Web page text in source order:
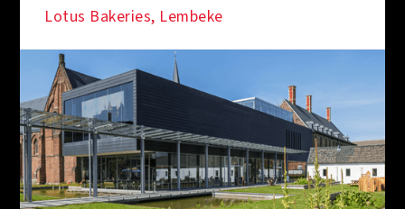
Lotus Bakeries, Lembeke